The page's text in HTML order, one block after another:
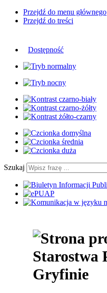
Przejdź do menu głównego
Przejdź do treści
Dostępność
Szukaj